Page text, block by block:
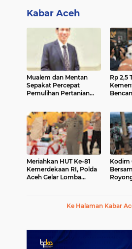
Kabar Aceh
Mualem dan Mentan
Sepakat Percepat
Pemulihan Pertanian
Rp 2,5
Meriahkan HUT Ke-81
Kemerdekaan RI, Polda
Aceh Gelar Lomba
Kodim
Ke Halaman Kabar